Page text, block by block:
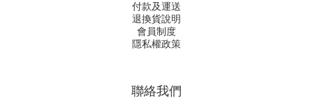
付款及運送
退換貨說明
會員制度
隱私權政策
聯絡我們